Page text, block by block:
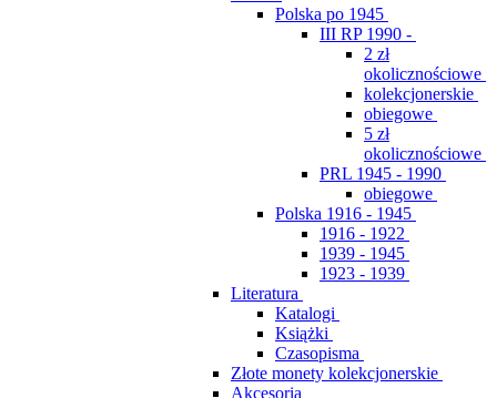
Polska po 1945
III RP 1990 -
2 zł
okolicznościowe
kolekcjonerskie
obiegowe
5 zł
okolicznościowe
PRL 1945 - 1990
obiegowe
Polska 1916 - 1945
1916 - 1922
1939 - 1945
1923 - 1939
Literatura
Katalogi
Książki
Czasopisma
Złote monety kolekcjonerskie
Akcesoria